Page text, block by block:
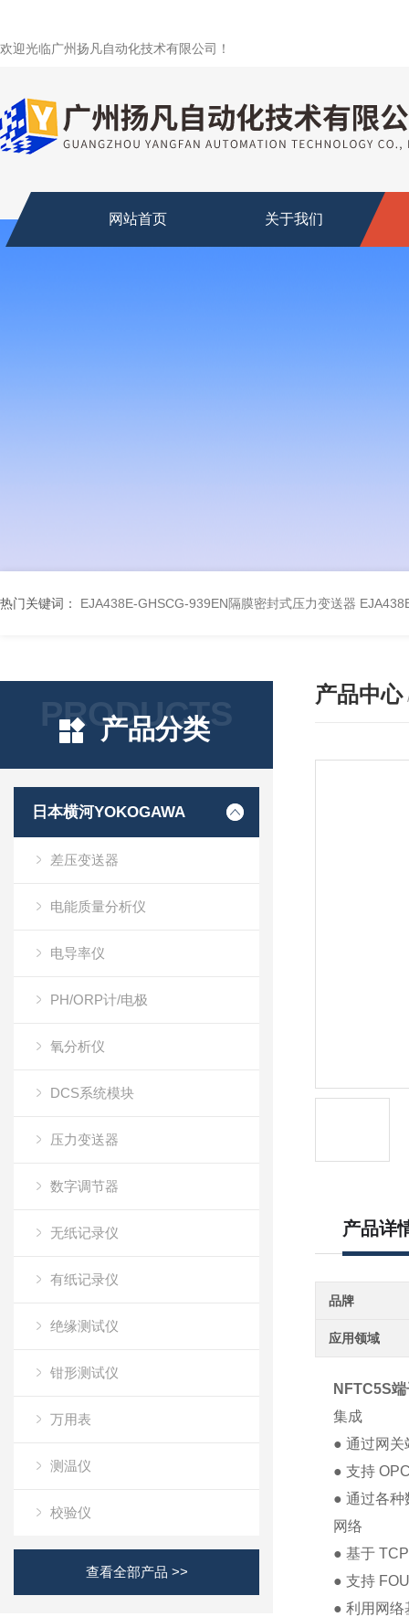
欢迎光临广州扬凡自动化技术有限公司！
网站首页 关于我们
热门关键词： EJA438E-GHSCG-939EN隔膜密封式压力变送器
PRODUCTS
产品分类
日本横河YOKOGAWA
差压变送器
电能质量分析仪
电导率仪
PH/ORP计/电极
氧分析仪
DCS系统模块
压力变送器
数字调节器
无纸记录仪
有纸记录仪
绝缘测试仪
钳形测试仪
万用表
测温仪
校验仪
查看全部产品 >>
产品中心
产品详
品牌
应用领域
NFTC5S
集成
● 通过网关
● 支持
● 通过各种
网络
● 基于
● 支持
● 利用网络